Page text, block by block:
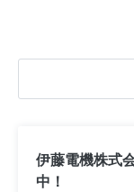
伊藤電機株式
中！